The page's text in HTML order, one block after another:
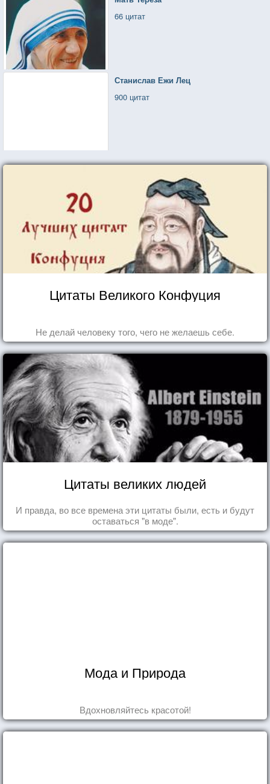
66 цитат
Станислав Ежи Лец
900 цитат
Цитаты Великого Конфуция
Не делай человеку того, чего не желаешь себе.
Цитаты великих людей
И правда, во все времена эти цитаты были, есть и будут
оставаться "в моде".
Мода и Природа
Вдохновляйтесь красотой!